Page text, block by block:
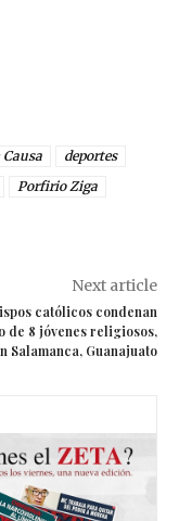
deportes
Porfirio Ziga
Next article
católicos condenan
de 8 jóvenes religiosos,
Salamanca, Guanajuato